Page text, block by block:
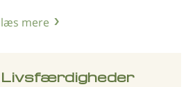
læs mere
Livsfærdigheder